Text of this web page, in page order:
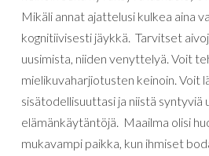
Mikäli annat ajattelusi kulkea aina
kognitiivisesti jäykkä. Tarvitset
uusimista, niiden venyttelyä. Voit
mielikuvaharjiotusten keinoin. Voit
sisätodellisuuttasi ja niistä syntyviä
elämänkäytäntöjä. Maailma olisi
mukavampi paikka, kun ihmiset